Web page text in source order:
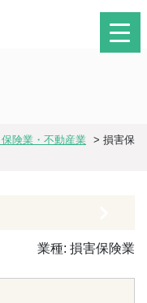
険業・不動産業 > 損害保
業種: 損害保険業